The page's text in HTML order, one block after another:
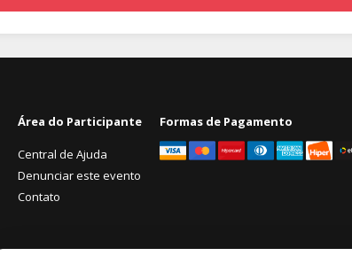
Área do Participante
Central de Ajuda
Denunciar este evento
Contato
Formas de Pagamento